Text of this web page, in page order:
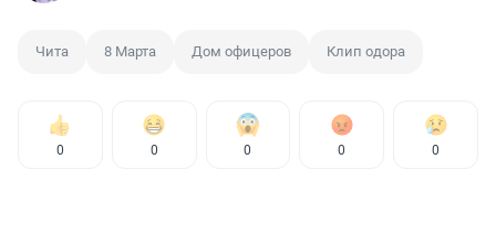
Чита 8 Марта Дом офицеров Клип одора
0 0 0 0 0